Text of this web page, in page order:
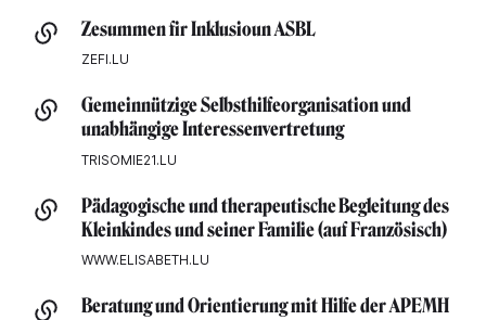
Zesummen fir Inklusioun ASBL
ZEFI.LU
Gemeinnützige Selbsthilfeorganisation und
unabhängige Interessenvertretung
TRISOMIE21.LU
Pädagogische und therapeutische Begleitung des
Kleinkindes und seiner Familie (auf Französisch)
WWW.ELISABETH.LU
Beratung und Orientierung mit Hilfe der APEMH